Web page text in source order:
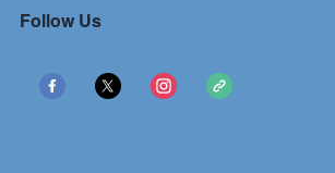
Follow Us